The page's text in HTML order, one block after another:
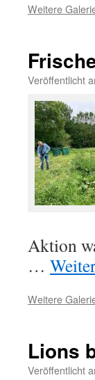
Weitere
Veröffentlicht
Aktion
…
Weitere
Lions
Veröffentlicht